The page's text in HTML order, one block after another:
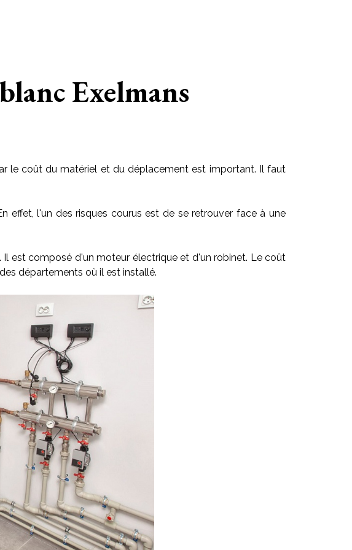
Exelmans
le coût du matériel et du déplacement est important. Il faut
effet, l'un des risques courus est de se retrouver face à une
est composé d'un moteur électrique et d'un robinet. Le coût
départements où il est installé.